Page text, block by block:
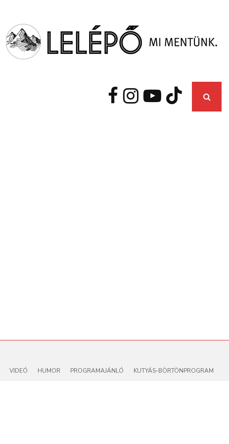
VIDEÓ HUMOR PROGRAMAJÁNLÓ KUTYÁS-BÖRTÖNPROGRAM